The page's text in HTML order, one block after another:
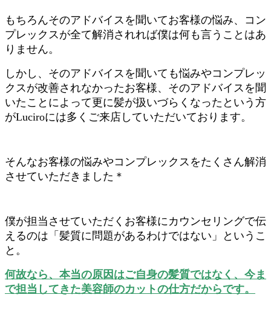
もちろんそのアドバイスを聞いてお客様の悩み、コン
プレックスが全て解消されれば僕は何も言うことはあ
りません。
しかし、そのアドバイスを聞いても悩みやコンプレッ
クスが改善されなかったお客様、そのアドバイスを聞
いたことによって更に髪が扱いづらくなったという方
がLuciroには多くご来店していただいております。
そんなお客様の悩みやコンプレックスをたくさん解消
させていただきました＊
僕が担当させていただくお客様にカウンセリングで伝
えるのは「髪質に問題があるわけではない」というこ
と。
何故なら、本当の原因はご自身の髪質ではなく、今ま
で担当してきた美容師のカットの仕方だからです。